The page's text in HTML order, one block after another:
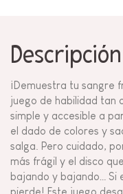
Descripción
¡Demuestra tu sangre
juego de habilidad tan
simple y accesible a
el dado de colores y
salga. Pero cuidado,
más frágil y el disco
bajando y bajando… Si
pierde! Este juego